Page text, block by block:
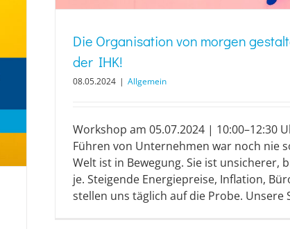
Die Organisation von morgen
der IHK!
08.05.2024 | Allgemein
Workshop am 05.07.2024 | 10:00–12:30
Führen von Unternehmen war noch nie
Welt ist in Bewegung. Sie ist unsicherer,
je. Steigende Energiepreise, Inflation,
stellen uns täglich auf die Probe. Unsere